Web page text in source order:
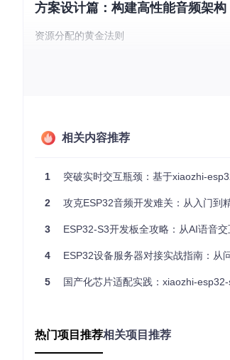
方案设计篇：构建高性能音频架构
资源分配的黄金法则
在ESP32的双核架构中，合理分配任务是
  audioTask,
// 任务函数
"audioTask", // 任务名称
, // 优先级(高于网络任务)
// 核心0
PSRAM的高效利用是解决内存瓶颈的关键
![ESP32内存访问效率对比实验](https://
_info/Partition
相关内容推荐
1 突破实时交互瓶颈：基于xiaozhi-esp32-
2 攻克ESP32音频开发难关：从入门到
3 ESP32-S3开发板全攻略：从AI语音
4 ESP32设备服务器对接实战指南：从
5 国产化芯片适配实践：xiaozhi-esp32-
热门项目推荐相关项目推荐